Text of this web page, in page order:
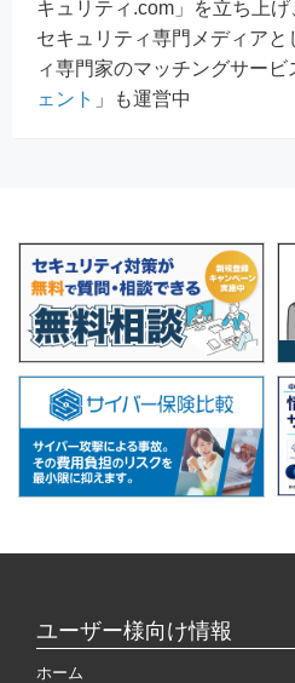
キュリティ.com」を立ち上
セキュリティ専門メディア
ィ専門家のマッチングサービ
ェント 」も運営中
ユーザー様向け情報
ホーム